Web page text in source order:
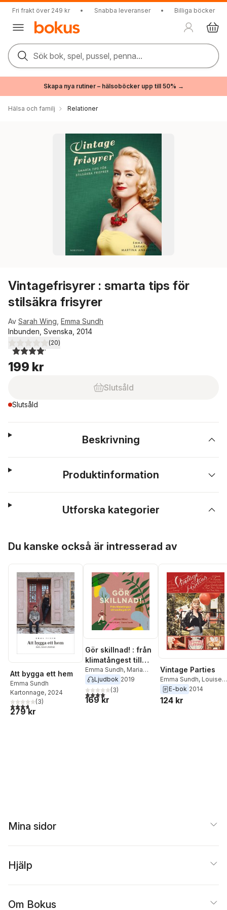
Fri frakt över 249 kr • Snabba leveranser • Billiga böcker
Sök bok, spel, pussel, penna...
Skapa nya rutiner – hälsoböcker upp till 50% →
Hälsa och familj Relationer
Vintagefrisyrer : smarta tips för
stilsäkra frisyrer
Av Sarah Wing Emma Sundh
Inbunden, Svenska, 2014
4,1utav 5 stjärnor. Totalt antal röster:
(20)
199 kr
Slutsåld
Slutsåld
Beskrivning
Produktinformation
Utforska kategorier
Du kanske också är intresserad av
Att bygga ett hem
Emma Sundh
Kartonnage, 2024
3,7utav 5 stjärnor. Totalt antal röster:
(3)
279 kr
Gör skillnad! : från
klimatångest till
handlingskraft
Emma Sundh, Maria
Soxbo,Johanna
Nilsson
Ljudbok 2019
4,0utav 5 stjärnor. Totalt antal röster:
(3)
169 kr
Vintage Parties
Emma Sundh, Louise
Lemming ,Linda
Hansson
E-bok 2014
124 kr
Mina sidor
Hjälp
Om Bokus